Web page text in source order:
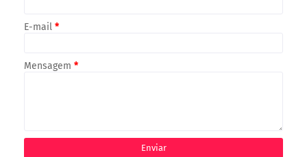
E-mail *
Mensagem *